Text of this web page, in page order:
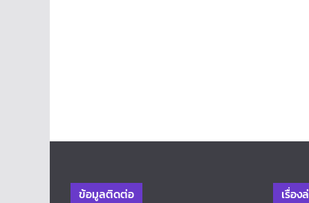
ข้อมูลติดต่อ เรื่อง